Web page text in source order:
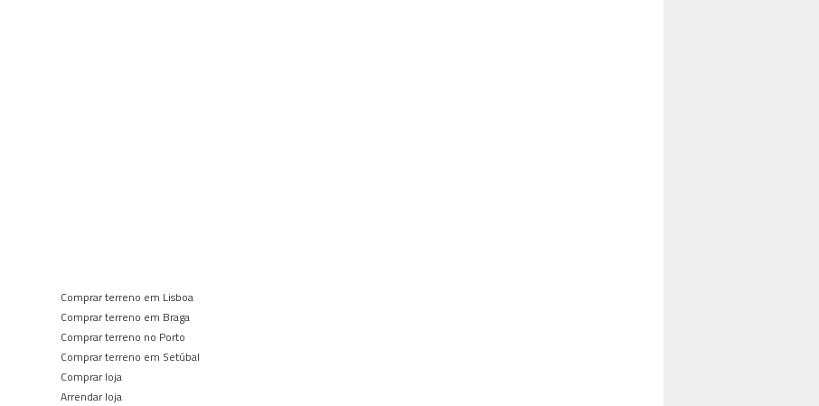
Comprar terreno em Lisboa
Comprar terreno em Braga
Comprar terreno no Porto
Comprar terreno em Setúbal
Comprar loja
Arrendar loja